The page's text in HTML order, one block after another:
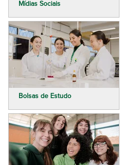
Mídias Sociais
Bolsas de Estudo